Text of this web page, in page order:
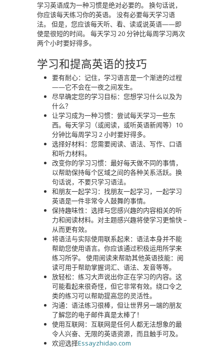
学习英语成为一种习惯是绝对必要的。
换句话说，
你应该每天练习你的英语。
没有必要每天学习语
法。
但是，您应该每天听、看、读或说英语——即
使是很短的时间。
每天学习 20 分钟比每周学习两次
两个小时要好得多。
学习和提高英语的技巧
要有耐心：记住，学习语言是一个渐进的过程
——它不会在一夜之间发生。
尽早确定您的学习目标：您想学习什么以及为
什么？
让学习成为一种习惯：尝试每天学习一些东
西。每天学习（或阅读，或听英语新闻等）10
分钟比每周学习 2 小时要好得多。
选择好材料：您需要阅读、语法、写作、口语
和听力材料。
改变你的学习习惯：最好每天做不同的事情，
以帮助保持每个区域之间的各种关系活跃。换
句话说，不要只学习语法。
和朋友一起学习：找朋友一起学习，一起学习
英语是一件非常令人鼓舞的事情。
保持趣味性：选择与您感兴趣的内容相关的听
力和阅读材料。对主题感兴趣将使学习更愉快 –
从而更有效。
将语法与实际使用联系起来：语法本身并不能
帮助您使用语言。你应该通过积极运用所学来
练习所学。 使用阅读来帮助其他英语技能：阅
读可用于帮助掌握词汇、语法、发音等等。
放轻松：练习大声说出你正在学习的内容。这
可能看起来很奇怪，但它非常有效。绕口令之
类的练习可以帮助提高您的灵活性。
沟通：语法练习很棒，但让世界另一端的朋友
了解您的电子邮件真是太棒了！
使用互联网：互联网是任何人都无法想象的最
令人兴奋、无限的英语资源，而且触手可及。
欢迎选择Essayzhidao.com